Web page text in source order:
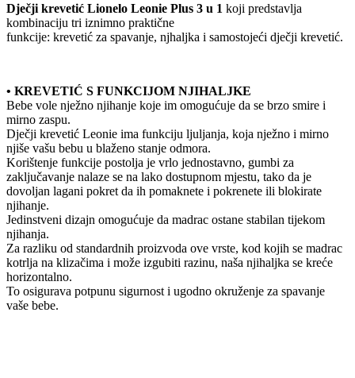
Dječji krevetić Lionelo Leonie Plus 3 u 1 koji predstavlja
kombinaciju tri iznimno praktične
funkcije: krevetić za spavanje, njhaljka i samostojeći dječji krevetić.
• KREVETIĆ S FUNKCIJOM NJIHALJKE
Bebe vole nježno njihanje koje im omogućuje da se brzo smire i
mirno zaspu.
Dječji krevetić Leonie ima funkciju ljuljanja, koja nježno i mirno
njiše vašu bebu u blaženo stanje odmora.
Korištenje funkcije postolja je vrlo jednostavno, gumbi za
zaključavanje nalaze se na lako dostupnom mjestu, tako da je
dovoljan lagani pokret da ih pomaknete i pokrenete ili blokirate
njihanje.
Jedinstveni dizajn omogućuje da madrac ostane stabilan tijekom
njihanja.
Za razliku od standardnih proizvoda ove vrste, kod kojih se madrac
kotrlja na klizačima i može izgubiti razinu, naša njihaljka se kreće
horizontalno.
To osigurava potpunu sigurnost i ugodno okruženje za spavanje
vaše bebe.